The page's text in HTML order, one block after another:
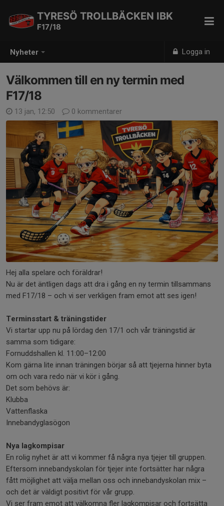
Nyheter Logga in
TYRESÖ TROLLBÄCKEN IBK
F17/18
Välkommen till en ny termin med
F17/18
13 jan, 12:50 0 kommentarer
Hej alla spelare och föräldrar!
Nu är det äntligen dags att dra i gång en ny termin tillsammans
med F17/18 – och vi ser verkligen fram emot att ses igen!
Terminsstart & träningstider
Vi startar upp nu på lördag den 17/1 och vår träningstid är
samma som tidigare:
Fornuddshallen kl. 11:00–12:00
Kom gärna lite innan träningen börjar så att tjejerna hinner byta
om och vara redo när vi kör i gång.
Det som behövs är:
Klubba
Vattenflaska
Innebandyglasögon
Nya lagkompisar
En rolig nyhet är att vi kommer få några nya tjejer till gruppen.
Eftersom innebandyskolan för tjejer inte fortsätter har några
fått möjlighet att välja mellan oss och innebandyskolan mix –
och det är väldigt positivt för vår grupp.
Vi ser fram emot att välkomna fler lagkompisar och fortsätta